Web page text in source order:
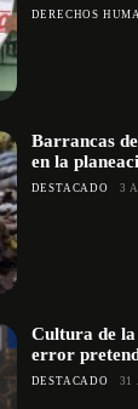
DERECHOS
Barrancas
en la
DESTACADO 3
Cultura de la
error
DESTACADO 31